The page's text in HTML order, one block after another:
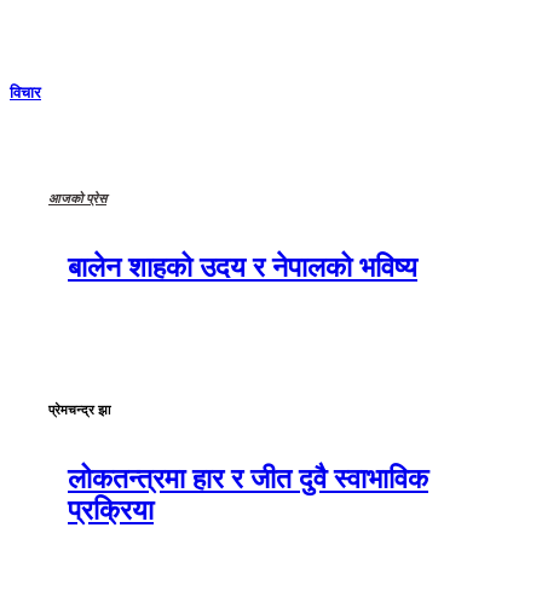
विचार
आजको प्रेस
बालेन शाहको उदय र नेपालको भविष्य
प्रेमचन्द्र झा
लोकतन्त्रमा हार र जीत दुवै स्वाभाविक
प्रक्रिया